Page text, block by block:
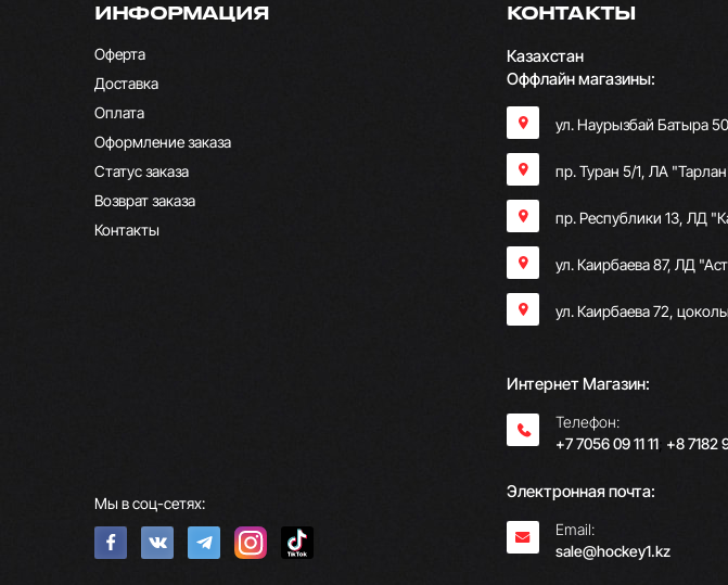
ИНФОРМАЦИЯ
Оферта
Доставка
Оплата
Оформление заказа
Статус заказа
Возврат заказа
Контакты
Мы в соц-сетях:
КОНТАКТЫ
Казахстан
Оффлайн магазины:
ул. Наурызбай Батыра
пр. Туран 5/1, ЛА
пр. Республики 13, ​ЛД
ул. Каирбаева 87, ЛД
ул. Каирбаева 72,
Интернет Магазин:
Телефон:
+7 7056 09 11 11; +8 7182
Электронная почта:
Email:
sale@hockey1.kz